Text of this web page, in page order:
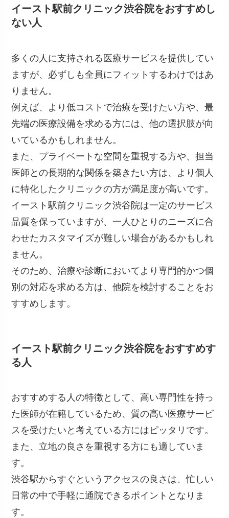
イースト駅前クリニック渋谷院をおすすめし
ない人
多くの人に支持される医療サービスを提供してい
ますが、必ずしも全員にフィットするわけではあ
りません。
例えば、より低コストで治療を受けたい方や、最
先端の医療設備を求める方には、他の選択肢が向
いているかもしれません。
また、プライベートな空間を重視する方や、担当
医師との長期的な関係を築きたい方は、より個人
に特化したクリニックの方が満足度が高いです。
イースト駅前クリニック渋谷院は一定のサービス
品質を保っていますが、一人ひとりのニーズに合
わせたカスタマイズが難しい場合があるかもしれ
ません。
そのため、治療や診断においてより専門的かつ個
別の対応を求める方は、他院を検討することをお
すすめします。
イースト駅前クリニック渋谷院をおすすめす
る人
おすすめする人の特徴として、高い専門性を持っ
た医師が在籍しているため、質の高い医療サービ
スを受けたいと考えている方にはピッタリです。
また、立地の良さを重視する方にも適していま
す。
渋谷駅からすぐというアクセスの良さは、忙しい
日常の中で手軽に通院できるポイントとなりま
す。